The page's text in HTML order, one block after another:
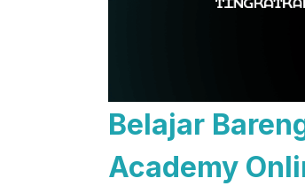
Belajar
Academy